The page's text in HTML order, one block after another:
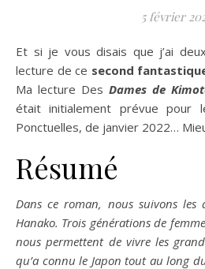
5 février
Et si je vous disais que j’ai deux ans de retard pour la
lecture de ce second
Ma lecture Des Dames de
était initialement prévue pour
Ponctuelles, de janvier 2022…
Résumé
Dans ce roman, nous suivons les
Hanako. Trois générations de
nous permettent de vivre les
qu’a connu le Japon tout au long